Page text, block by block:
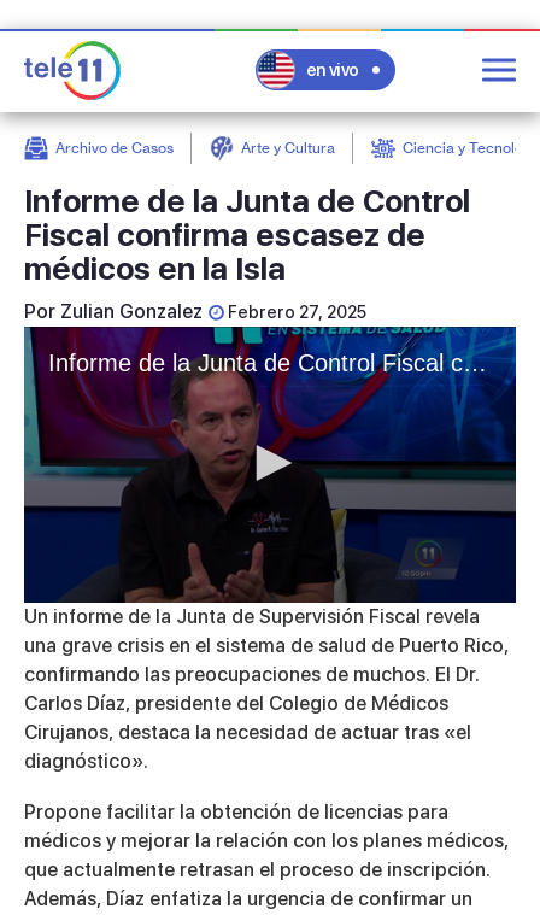
en vivo
Archivo de Casos Arte y Cultura Ciencia y
Informe de la Junta de Control
Fiscal confirma escasez de
médicos en la Isla
Por Zulian Gonzalez Febrero 27, 2025
Informe de la Junta de Control Fiscal confirma escasez de médicos en la Isla
0
of
4
54
seconds
Un informe de la Junta de Supervisión Fiscal revela
una grave crisis en el sistema de salud de Puerto Rico,
confirmando las preocupaciones de muchos. El Dr.
Carlos Díaz, presidente del Colegio de Médicos
Cirujanos, destaca la necesidad de actuar tras «el
diagnóstico».
Propone facilitar la obtención de licencias para
médicos y mejorar la relación con los planes médicos,
que actualmente retrasan el proceso de inscripción.
Además, Díaz enfatiza la urgencia de confirmar un
post